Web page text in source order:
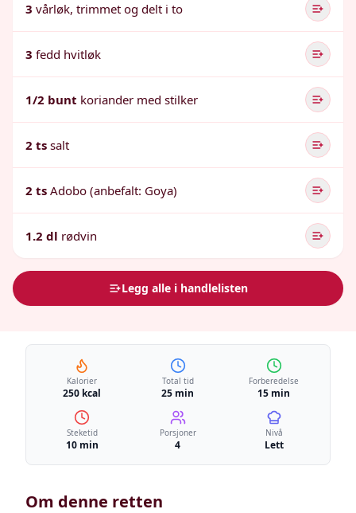
3 vårløk, trimmet og delt i to
3 fedd hvitløk
1/2 bunt koriander med stilker
2 ts salt
2 ts Adobo (anbefalt: Goya)
1.2 dl rødvin
Legg alle i handlelisten
Kalorier
250 kcal
Total tid
25 min
Forberedelse
15 min
Steketid
10 min
Porsjoner
4
Nivå
Lett
Om denne retten